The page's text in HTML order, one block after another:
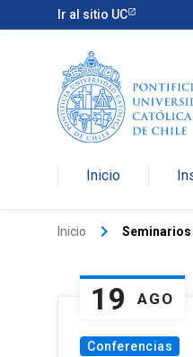
Ir al sitio UC
Inicio
Inicio keyboard_arrow_right Seminarios
19 AGO
Conferencias